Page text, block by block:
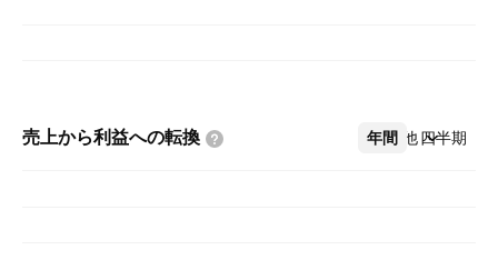
売上から利益への転換 年間 四半期
その他